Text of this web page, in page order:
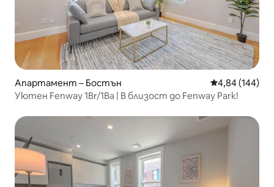
Апартамент – Бостън Средна
4,84 (144)
Уютен Fenway 1Br/1Ba | В близост до Fenway Park!